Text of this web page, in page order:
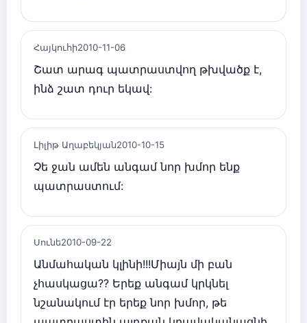
Հայկուհի2010-11-06
Շատ արագ պատրաստվող թխվածք է,
ինձ շատ դուր եկավ:
Լիլիթ Աղաբեկյան2010-10-15
Չե ջան ամեն անգամ նոր խմոր ենք
պատրաստում:
Սունե2010-09-22
Անմահական կլինի!!!Միայն մի բան
չհասկացա?? Երեք անգամ կրկնել
նշանակում էր երեք նոր խմոր, թե